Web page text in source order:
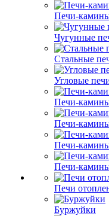
Печи-
Чугунные
Стальные
Угловые
Печи-
Печи-камины
Печи-
Печи-
Печи
Буржуйки